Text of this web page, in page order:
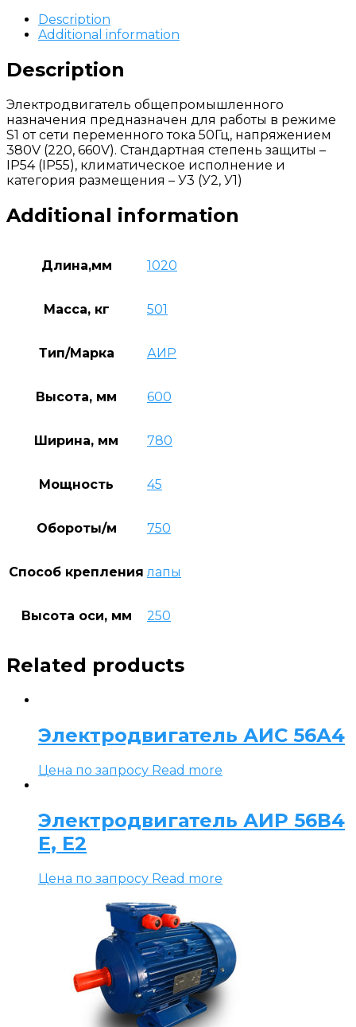
Description
Additional information
Description
Электродвигатель общепромышленного
назначения предназначен для работы в режиме
S1 от сети переменного тока 50Гц, напряжением
380V (220, 660V). Стандартная степень защиты –
IP54 (IP55), климатическое исполнение и
категория размещения – У3 (У2, У1)
Additional information
Длина,мм 1020
Масса, кг 501
Тип/Марка АИР
Высота, мм 600
Ширина, мм 780
Мощность 45
Обороты/м 750
Способ крепления лапы
Высота оси, мм 250
Related products
Электродвигатель АИС 56А4
Цена по запросу Read more
Электродвигатель АИР 56В4
Е, Е2
Цена по запросу Read more